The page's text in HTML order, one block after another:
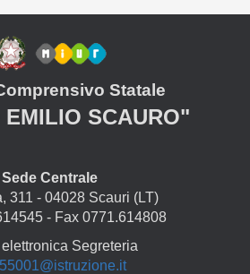
Statale
SCAURO"
Sede Centrale
311 - 04028 Scauri (LT)
- Fax 0771.614808
elettronica Segreteria